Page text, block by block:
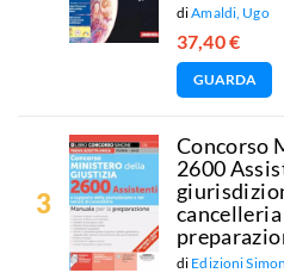
diAmaldi, Ugo
37,40 €
GUARDA
Concorso
2600
di Edizioni